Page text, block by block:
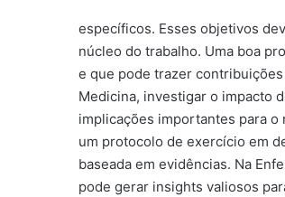
específicos. Esses objetivos
núcleo do trabalho. Uma boa
e que pode trazer
Medicina, investigar o impacto
implicações importantes para o
um protocolo de exercício em
baseada em evidências. Na
pode gerar insights valiosos